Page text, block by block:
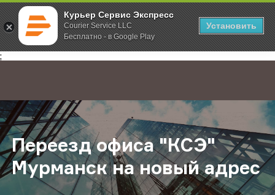
Курьер Сервис Экспресс
Courier Service LLC
Бесплатно - в Google Play
Установить
;
Главная О компании Новости Переезд офиса "КСЭ" Мурманск
Переезд офиса "КСЭ"
Мурманск на новый адрес